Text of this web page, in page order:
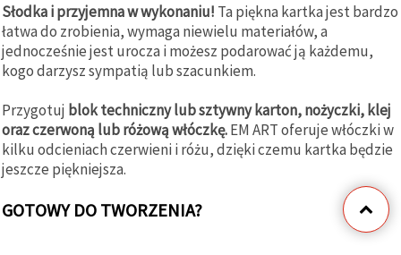
Słodka i przyjemna w wykonaniu! Ta piękna kartka jest bardzo
łatwa do zrobienia, wymaga niewielu materiałów, a
jednocześnie jest urocza i możesz podarować ją każdemu,
kogo darzysz sympatią lub szacunkiem.
Przygotuj blok techniczny lub sztywny karton, nożyczki, klej
oraz czerwoną lub różową włóczkę.EM ART oferuje włóczki w
kilku odcieniach czerwieni i różu, dzięki czemu kartka będzie
jeszcze piękniejsza.
GOTOWY DO TWORZENIA?